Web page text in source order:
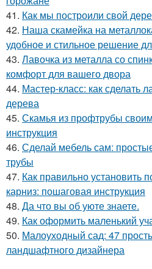
41. Как мы построили свой
42. Наша скамейка на
удобное и стильное решение
43. Лавочка из металла со
комфорт для вашего двора
44. Мастер-класс: как сделать
дерева
45. Скамья из профтрубы
инструкция
46. Сделай мебель сам:
трубы
47. Как правильно установить
карниз: пошаговая инструкция
48. Да что вы об уюте знаете.
49. Как оформить маленький
50. Малоуходный сад: 47
ландшафтного дизайнера